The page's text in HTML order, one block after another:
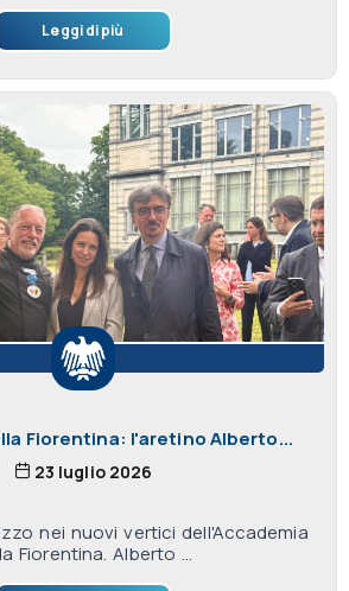
Leggi di più
Fiorentina: l'aretino Alberto...
23 luglio 2026
nei nuovi vertici dell'Accademia
Fiorentina. Alberto ...